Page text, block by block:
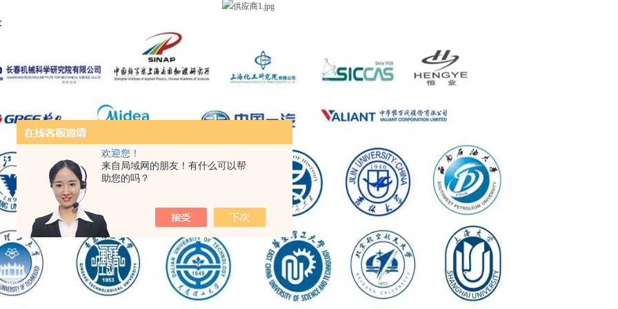
欢迎您！
来自局域网的朋友！有什么可以帮
助您的吗？